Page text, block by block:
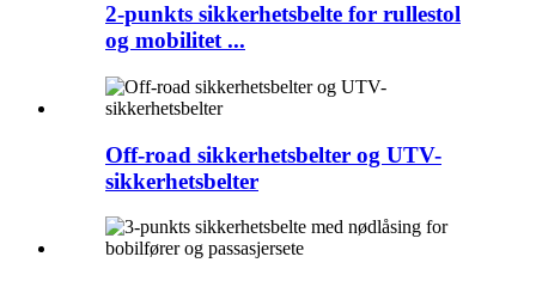
2-punkts sikkerhetsbelte for rullestol
og mobilitet ...
Off-road sikkerhetsbelter og UTV-
sikkerhetsbelter